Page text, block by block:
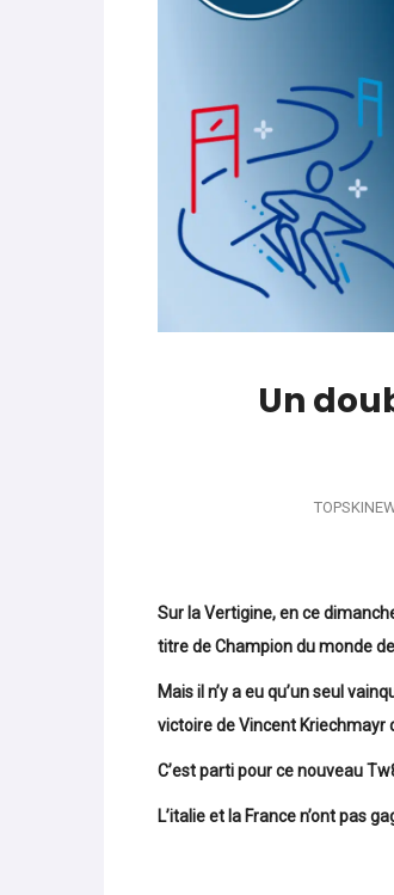
parle de préparation
Les
Favrot
Evénements Lara
JOP 2030 -Jeux
Un
Sur la Vertigine, en ce
titre de Champion du monde
Mais il n’y a eu qu’un seul
victoire de Vincent Kriechmayr
C’est parti pour ce nouveau
L’italie et la France n’ont pas